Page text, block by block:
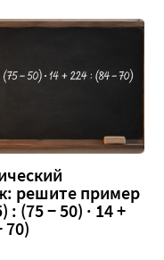
решите пример
: (75 − 50) · 14 +
70)